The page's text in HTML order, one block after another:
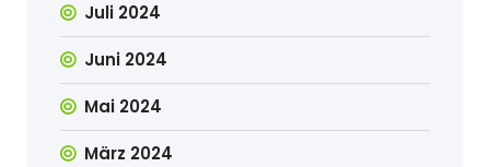
Juli 2024
Juni 2024
Mai 2024
März 2024